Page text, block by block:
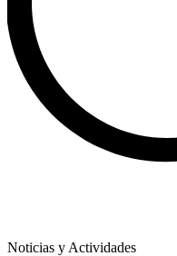
Noticias y Actividades